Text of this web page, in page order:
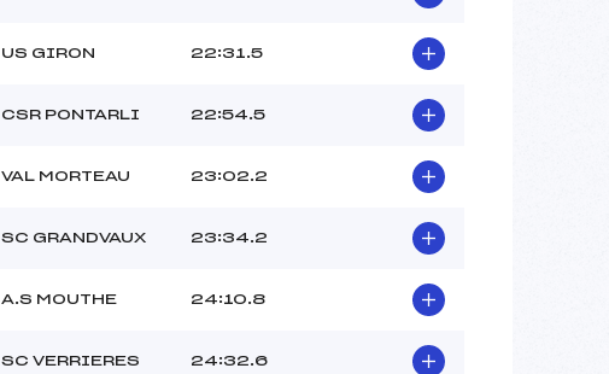
US GIRON 22:31.5
CSR PONTARLI 22:54.5
VAL MORTEAU 23:02.2
SC GRANDVAUX 23:34.2
A.S MOUTHE 24:10.8
SC VERRIERES 24:32.6